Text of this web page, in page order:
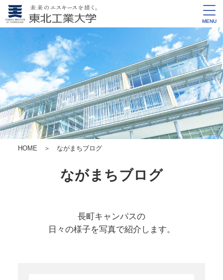
MENU
HOME ＞ ながまちブログ
ながまちブログ
長町キャンパスの
日々の様子を写真で紹介します。